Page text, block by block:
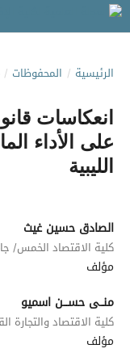
الرئيسية / المحفوظات /
انعكاسات
على الأداء
الليبية
الصادق حسين غيث
كلية الاقتصاد الخمس/
مؤلف
منــى حســـن اسميو
كلية الاقتصاد والتجارة
مؤلف